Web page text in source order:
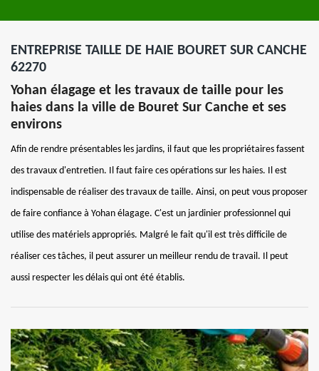
ENTREPRISE TAILLE DE HAIE BOURET SUR CANCHE
62270
Yohan élagage et les travaux de taille pour les
haies dans la ville de Bouret Sur Canche et ses
environs
Afin de rendre présentables les jardins, il faut que les propriétaires fassent
des travaux d'entretien. Il faut faire ces opérations sur les haies. Il est
indispensable de réaliser des travaux de taille. Ainsi, on peut vous proposer
de faire confiance à Yohan élagage. C'est un jardinier professionnel qui
utilise des matériels appropriés. Malgré le fait qu'il est très difficile de
réaliser ces tâches, il peut assurer un meilleur rendu de travail. Il peut
aussi respecter les délais qui ont été établis.